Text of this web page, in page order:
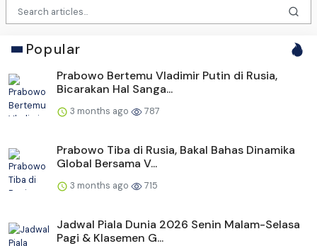
Popular
Prabowo Bertemu Vladimir Putin di Rusia,
Bicarakan Hal Sanga...
3 months ago 787
Prabowo Tiba di Rusia, Bakal Bahas Dinamika
Global Bersama V...
3 months ago 715
Jadwal Piala Dunia 2026 Senin Malam-Selasa
Pagi & Klasemen G...